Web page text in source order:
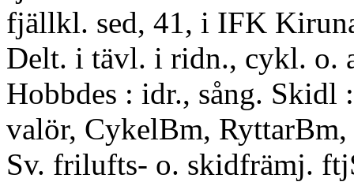
fjällkl. sed, 41, i IFK
Delt. i tävl. i ridn., cykl. o.
Hobbdes : idr., sång. Skidl
valör, CykelBm, RyttarBm,
Sv. frilufts- o. skidfrämj.